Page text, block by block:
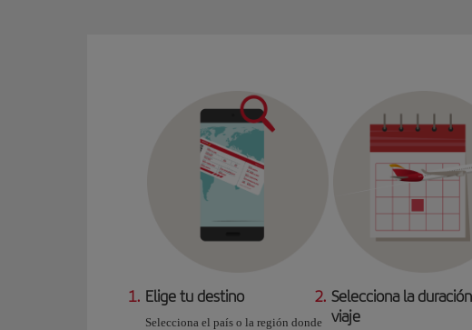
1. Elige tu destino
Selecciona el país o la región donde
2. Selecciona la
viaje